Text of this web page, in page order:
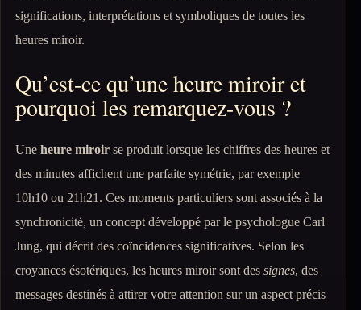
significations, interprétations et symboliques de toutes les
heures miroir.
Qu’est-ce qu’une heure miroir et
pourquoi les remarquez-vous ?
Une heure miroirse produit lorsque les chiffres des heures et
des minutes affichent une parfaite symétrie, par exemple
10h10 ou 21h21. Ces moments particuliers sont associés à la
synchronicité, un concept développé par le psychologue Carl
Jung, qui décrit des coïncidences significatives. Selon les
croyances ésotériques, les heures miroir sont des signes, des
messages destinés à attirer votre attention sur un aspect précis